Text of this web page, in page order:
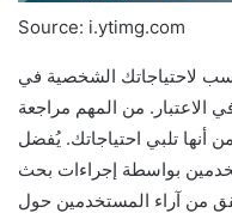
Source: i.ytimg.com
لاحتياجاتك الشخصية في
الاعتبار. من المهم مراجعة
أنها تلبي احتياجاتك. يُفضل
بواسطة إجراءات بحث
من آراء المستخدمين حول